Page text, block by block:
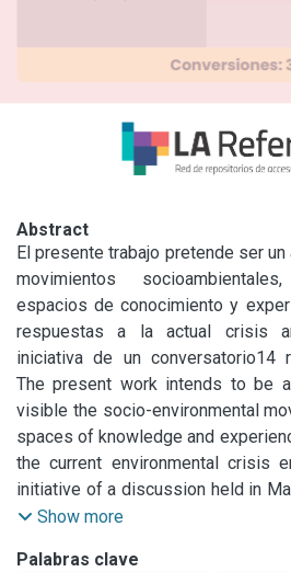
Abstract
El presente trabajo pretende ser
movimientos
espacios de conocimiento y
respuestas a la actual crisis
iniciativa de un conversatorio14
2021, en el cual participaron tres
a la degradación de humedales,
cielo abierto y los pueblos
Para alcanzar este objetivo, se
información primarias y
breve relevamiento
The present work intends to be
visible the socio-environmental
spaces of knowledge and
the current environmental crisis
initiative of a discussion held in
organizations linked to the
Show more
Palabras clave